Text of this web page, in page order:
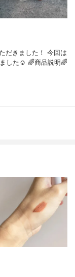
だきました！ 今回は
した☺︎ 🌈商品説明🌈